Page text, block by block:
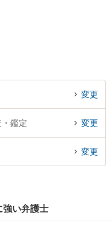
変更
鑑定 変更
変更
強い弁護士